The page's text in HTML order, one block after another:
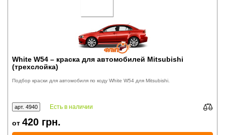
White W54 – краска для автомобилей Mitsubishi
(трехслойка)
Подбор краски для автомобиля по коду White W54 для Mitsubishi.
арт. 4940 Есть в наличии
от 420 грн.